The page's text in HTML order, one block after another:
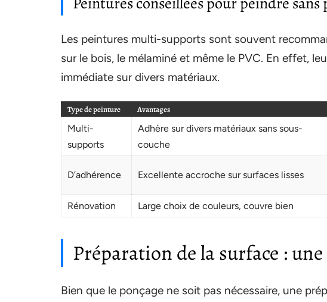
Les peintures multi-supports sont souvent
sur le bois, le mélaminé et même le PVC. En effet,
immédiate sur divers matériaux.
Type de peinture Avantages
Multi-
supports
Adhère sur divers matériaux sans sous-
couche
D’adhérence Excellente accroche sur surfaces lisses
Rénovation
Large choix de couleurs, couvre bien
Préparation de la surface :
Bien que le ponçage ne soit pas nécessaire, une